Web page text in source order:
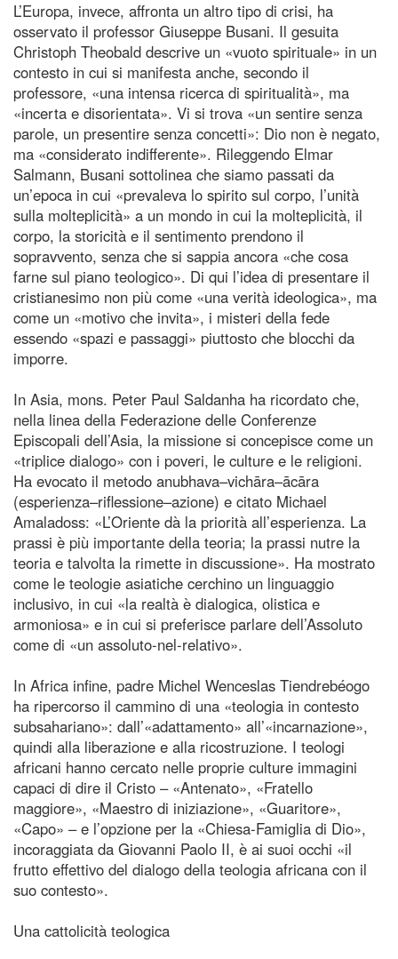
L’Europa, invece, affronta un altro tipo di crisi, ha
osservato il professor Giuseppe Busani. Il gesuita
Christoph Theobald descrive un «vuoto spirituale» in un
contesto in cui si manifesta anche, secondo il
professore, «una intensa ricerca di spiritualità», ma
«incerta e disorientata». Vi si trova «un sentire senza
parole, un presentire senza concetti»: Dio non è negato,
ma «considerato indifferente». Rileggendo Elmar
Salmann, Busani sottolinea che siamo passati da
un’epoca in cui «prevaleva lo spirito sul corpo, l’unità
sulla molteplicità» a un mondo in cui la molteplicità, il
corpo, la storicità e il sentimento prendono il
sopravvento, senza che si sappia ancora «che cosa
farne sul piano teologico». Di qui l’idea di presentare il
cristianesimo non più come «una verità ideologica», ma
come un «motivo che invita», i misteri della fede
essendo «spazi e passaggi» piuttosto che blocchi da
imporre.
In Asia, mons. Peter Paul Saldanha ha ricordato che,
nella linea della Federazione delle Conferenze
Episcopali dell’Asia, la missione si concepisce come un
«triplice dialogo» con i poveri, le culture e le religioni.
Ha evocato il metodo anubhava–vichāra–ācāra
(esperienza–riflessione–azione) e citato Michael
Amaladoss: «L’Oriente dà la priorità all’esperienza. La
prassi è più importante della teoria; la prassi nutre la
teoria e talvolta la rimette in discussione». Ha mostrato
come le teologie asiatiche cerchino un linguaggio
inclusivo, in cui «la realtà è dialogica, olistica e
armoniosa» e in cui si preferisce parlare dell’Assoluto
come di «un assoluto‑nel‑relativo».
In Africa infine, padre Michel Wenceslas Tiendrebéogo
ha ripercorso il cammino di una «teologia in contesto
subsahariano»: dall’«adattamento» all’«incarnazione»,
quindi alla liberazione e alla ricostruzione. I teologi
africani hanno cercato nelle proprie culture immagini
capaci di dire il Cristo – «Antenato», «Fratello
maggiore», «Maestro di iniziazione», «Guaritore»,
«Capo» – e l’opzione per la «Chiesa‑Famiglia di Dio»,
incoraggiata da Giovanni Paolo II, è ai suoi occhi «il
frutto effettivo del dialogo della teologia africana con il
suo contesto».
Una cattolicità teologica